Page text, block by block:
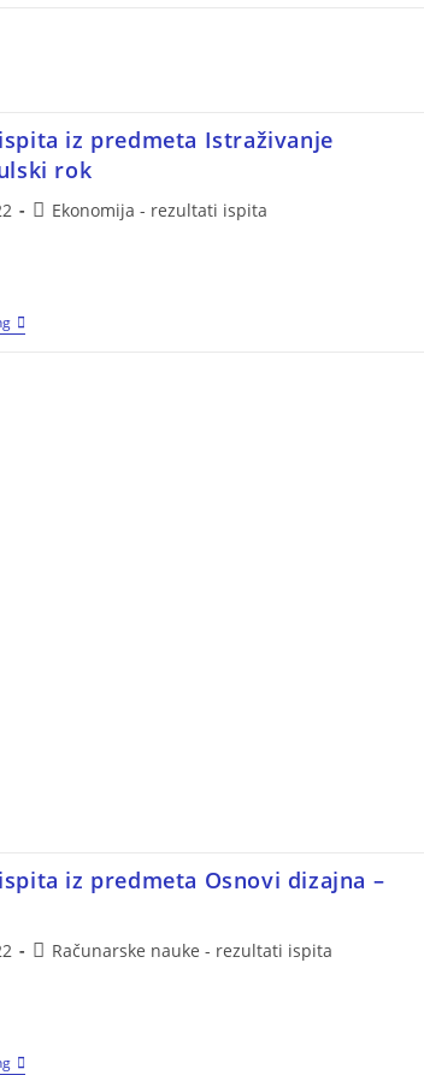
iz predmeta Istraživanje
rok
Ekonomija - rezultati ispita
iz predmeta Osnovi dizajna –
Računarske nauke - rezultati ispita